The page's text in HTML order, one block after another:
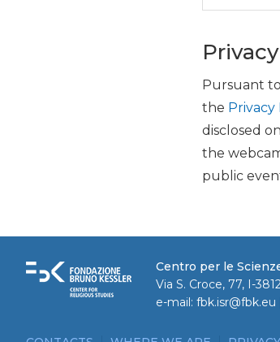
Pursuant
the Privacy
disclosed
the
public
Centro per le
Via S. Croce, 77, I-
e-mail: fbk.isr@fbk.eu